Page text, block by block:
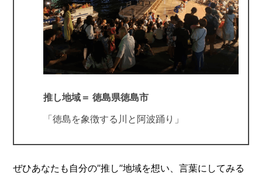
推し地域＝ 徳島県徳島市
「徳島を象徴する川と阿波踊り」
ぜひあなたも自分の”推し”地域を想い、言葉にしてみる